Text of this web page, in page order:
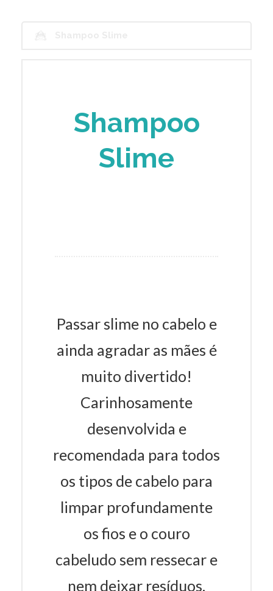
Shampoo
Slime
Passar slime no cabelo e
ainda agradar as mães é
muito divertido!
Carinhosamente
desenvolvida e
recomendada para todos
os tipos de cabelo para
limpar profundamente
os fios e o couro
cabeludo sem ressecar e
nem deixar resíduos.